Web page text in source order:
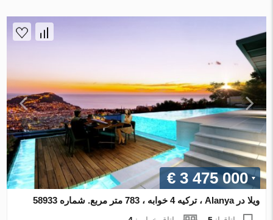
€ 3 475 000
ویلا در Alanya ، ترکیه 4 خوابه ، 783 متر مربع. شماره 58933